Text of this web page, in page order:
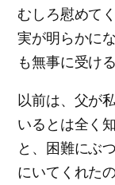
むしろ慰めて
実が明らかに
も無事に受け
以前は、父が
いるとは全く
と、困難にぶ
にいてくれた